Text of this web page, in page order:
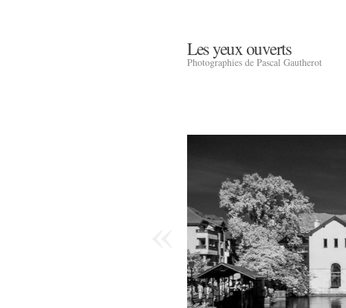
Les yeux ouverts
Photographies de Pascal Gautherot